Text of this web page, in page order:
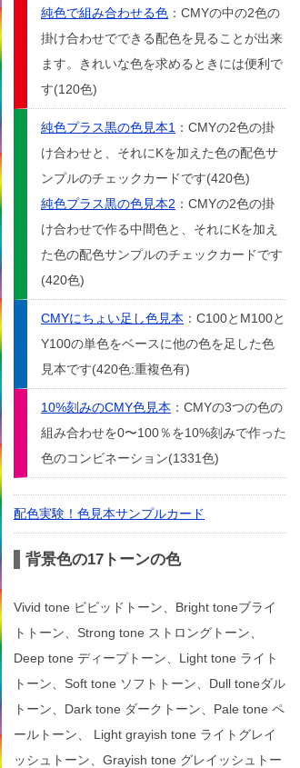
純色で組み合わせる色 ：CMYの中の2色の
掛け合わせでできる配色を見ることが出来
ます。きれいな色を求めるときには便利で
す(120色)
純色プラス黒の色見本1 ：CMYの2色の掛
け合わせと、それにKを加えた色の配色サ
ンプルのチェックカードです(420色)
純色プラス黒の色見本2 ：CMYの2色の掛
け合わせで作る中間色と、それにKを加え
た色の配色サンプルのチェックカードです
(420色)
CMYにちょい足し色見本 ：C100とM100と
Y100の単色をベースに他の色を足した色
見本です(420色:重複色有)
10%刻みのCMY色見本 ：CMYの3つの色の
組み合わせを0〜100％を10%刻みで作った
色のコンビネーション(1331色)
配色実験！色見本サンプルカード
背景色の17トーンの色
Vivid tone ビビッドトーン、Bright toneブライ
トトーン、Strong tone ストロングトーン、
Deep tone ディープトーン、Light tone ライト
トーン、Soft tone ソフトトーン、Dull toneダル
トーン、Dark tone ダークトーン、Pale tone ペ
ールトーン、 Light grayish tone ライトグレイ
ッシュトーン、Grayish tone グレイッシュトー